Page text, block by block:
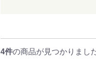
4件の商品が見つかりまし